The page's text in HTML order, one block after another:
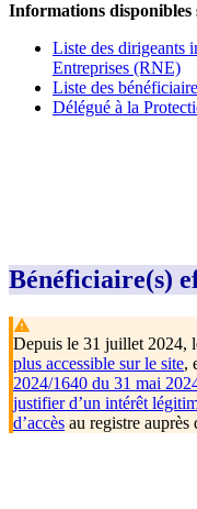
Informations disponibles
Liste des dirigeants
Entreprises (RNE)
Liste des
Délégué à la
Bénéficiaire(s)
Depuis le 31 juillet 2024,
plus accessible sur le site,
2024/1640 du 31 mai
justifier d’un intérêt
d’accès au registre auprès